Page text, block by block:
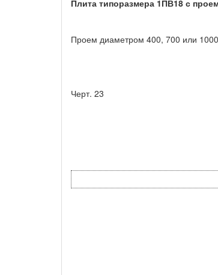
Плита типоразмера 1ПВ18 с
Проем диаметром 400, 700 или
Черт. 23